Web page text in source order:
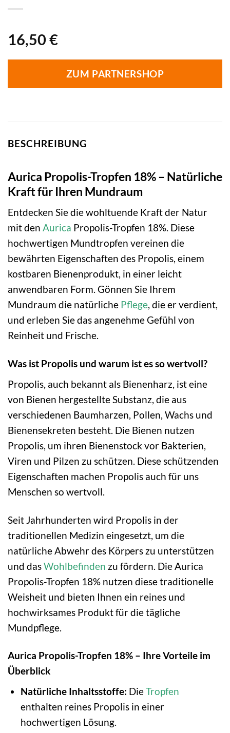
16,50 €
ZUM PARTNERSHOP
BESCHREIBUNG
Aurica Propolis-Tropfen 18% – Natürliche
Kraft für Ihren Mundraum
Entdecken Sie die wohltuende Kraft der Natur
mit den Aurica Propolis-Tropfen 18%. Diese
hochwertigen Mundtropfen vereinen die
bewährten Eigenschaften des Propolis, einem
kostbaren Bienenprodukt, in einer leicht
anwendbaren Form. Gönnen Sie Ihrem
Mundraum die natürliche Pflege, die er verdient,
und erleben Sie das angenehme Gefühl von
Reinheit und Frische.
Was ist Propolis und warum ist es so wertvoll?
Propolis, auch bekannt als Bienenharz, ist eine
von Bienen hergestellte Substanz, die aus
verschiedenen Baumharzen, Pollen, Wachs und
Bienensekreten besteht. Die Bienen nutzen
Propolis, um ihren Bienenstock vor Bakterien,
Viren und Pilzen zu schützen. Diese schützenden
Eigenschaften machen Propolis auch für uns
Menschen so wertvoll.
Seit Jahrhunderten wird Propolis in der
traditionellen Medizin eingesetzt, um die
natürliche Abwehr des Körpers zu unterstützen
und dasWohlbefinden zu fördern. Die Aurica
Propolis-Tropfen 18% nutzen diese traditionelle
Weisheit und bieten Ihnen ein reines und
hochwirksames Produkt für die tägliche
Mundpflege.
Aurica Propolis-Tropfen 18% – Ihre Vorteile im
Überblick
Natürliche Inhaltsstoffe: DieTropfen
enthalten reines Propolis in einer
hochwertigen Lösung.